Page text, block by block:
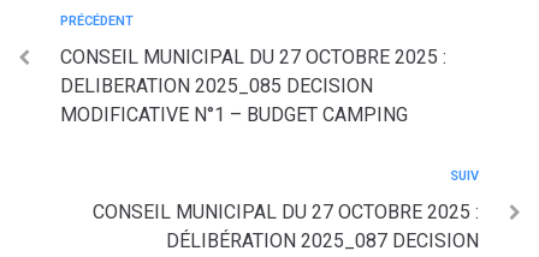
PRÉCÉDENT
CONSEIL MUNICIPAL DU 27 OCTOBRE 2025 :
DELIBERATION 2025_085 DECISION
MODIFICATIVE N°1 – BUDGET CAMPING
SUIV
CONSEIL MUNICIPAL DU 27 OCTOBRE 2025 :
DÉLIBÉRATION 2025_087 DECISION